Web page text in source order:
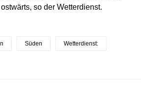
so der Wetterdienst.
Süden Wetterdienst: